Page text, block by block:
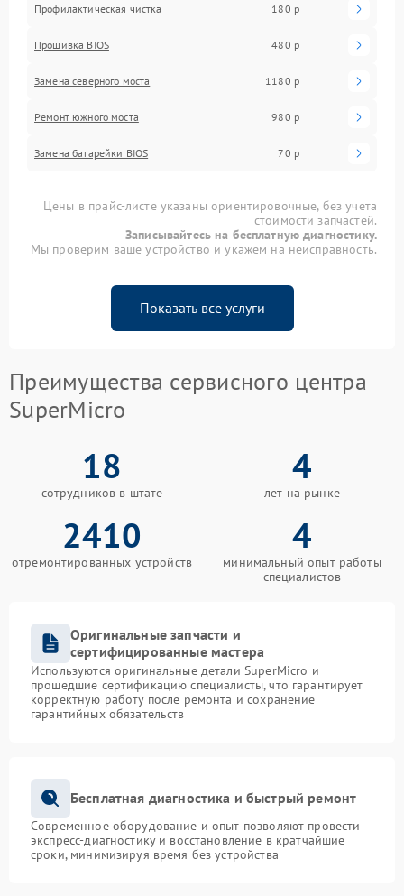
Профилактическая чистка 180 р
Прошивка BIOS 480 р
Замена северного моста 1180 р
Ремонт южного моста 980 р
Замена батарейки BIOS 70 р
Цены в прайс-листе указаны ориентировочные, без учета
стоимости запчастей.
Записывайтесь на бесплатную диагностику.
Мы проверим ваше устройство и укажем на неисправность.
Показать все услуги
Преимущества сервисного центра
SuperMicro
18
сотрудников в штате
4
лет на рынке
2410
отремонтированных устройств
4
минимальный опыт работы
специалистов
Оригинальные запчасти и
сертифицированные мастера
Используются оригинальные детали SuperMicro и
прошедшие сертификацию специалисты, что гарантирует
корректную работу после ремонта и сохранение
гарантийных обязательств
Бесплатная диагностика и быстрый ремонт
Современное оборудование и опыт позволяют провести
экспресс-диагностику и восстановление в кратчайшие
сроки, минимизируя время без устройства